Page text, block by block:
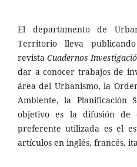
El departamento de
Territorio lleva
revista Cuadernos
dar a conocer trabajos de
área del Urbanismo, la
Ambiente, la Planificación
objetivo es la difusión de
preferente utilizada es el
artículos en inglés, francés,